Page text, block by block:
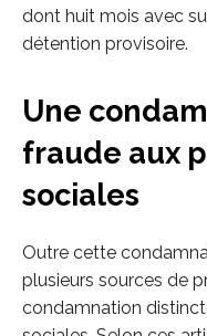
dont huit mois avec
détention provisoire.
Une
fraude aux
sociales
Outre cette
plusieurs sources de
condamnation